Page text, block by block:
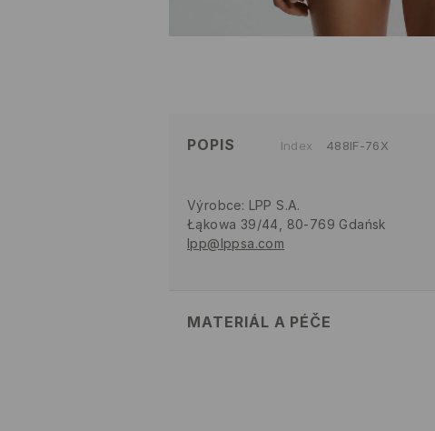
POPIS Index 488IF-76X
Výrobce: LPP S.A.
Łąkowa 39/44, 80-769 Gdańsk
lpp@lppsa.com
MATERIÁL A PÉČE